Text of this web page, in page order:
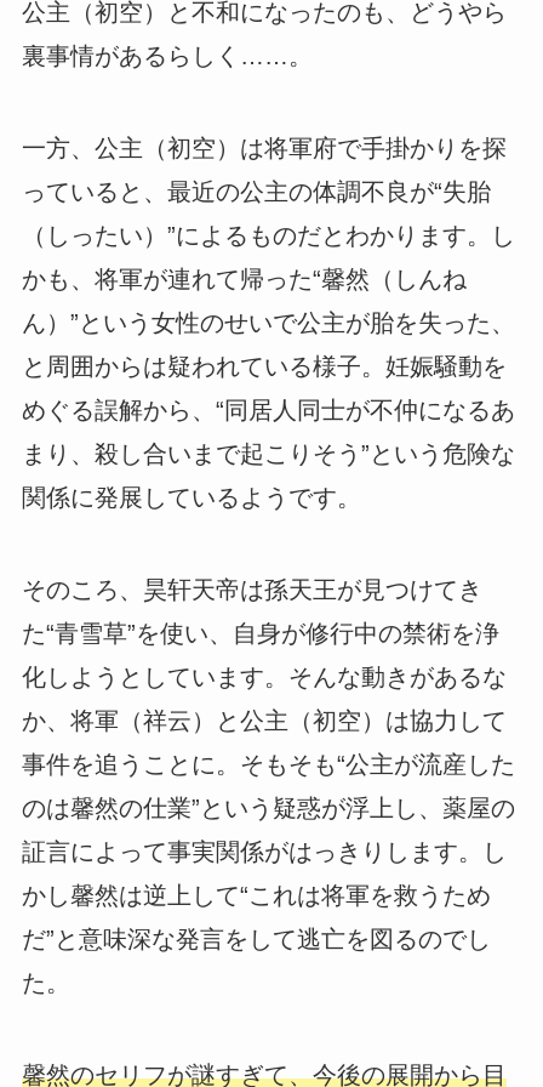
公主（初空）と不和になったのも、どうやら
裏事情があるらしく……。
一方、公主（初空）は将軍府で手掛かりを探
っていると、最近の公主の体調不良が“失胎
（しったい）”によるものだとわかります。し
かも、将軍が連れて帰った“馨然（しんね
ん）”という女性のせいで公主が胎を失った、
と周囲からは疑われている様子。妊娠騒動を
めぐる誤解から、“同居人同士が不仲になるあ
まり、殺し合いまで起こりそう”という危険な
関係に発展しているようです。
そのころ、昊轩天帝は孫天王が見つけてき
た“青雪草”を使い、自身が修行中の禁術を浄
化しようとしています。そんな動きがあるな
か、将軍（祥云）と公主（初空）は協力して
事件を追うことに。そもそも“公主が流産した
のは馨然の仕業”という疑惑が浮上し、薬屋の
証言によって事実関係がはっきりします。し
かし馨然は逆上して“これは将軍を救うため
だ”と意味深な発言をして逃亡を図るのでし
た。
馨然のセリフが謎すぎて、今後の展開から目